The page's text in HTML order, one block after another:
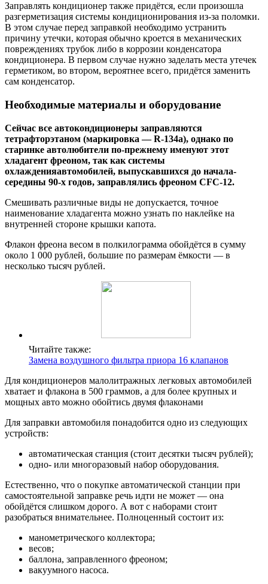
Заправлять кондиционер также придётся, если произошла
разгерметизация системы кондиционирования из-за поломки.
В этом случае перед заправкой необходимо устранить
причину утечки, которая обычно кроется в механических
повреждениях трубок либо в коррозии конденсатора
кондиционера. В первом случае нужно заделать места утечек
герметиком, во втором, вероятнее всего, придётся заменить
сам конденсатор.
Необходимые материалы и оборудование
Сейчас все автокондиционеры заправляются
тетрафторэтаном (маркировка — R-134a), однако по
старинке автолюбители по-прежнему именуют этот
хладагент фреоном, так как системы
охлажденияавтомобилей, выпускавшихся до начала-
середины 90-х годов, заправлялись фреоном CFC-12.
Смешивать различные виды не допускается, точное
наименование хладагента можно узнать по наклейке на
внутренней стороне крышки капота.
Флакон фреона весом в полкилограмма обойдётся в сумму
около 1 000 рублей, большие по размерам ёмкости — в
несколько тысяч рублей.
Читайте также:
Замена воздушного фильтра приора 16 клапанов
Для кондиционеров малолитражных легковых автомобилей
хватает и флакона в 500 граммов, а для более крупных и
мощных авто можно обойтись двумя флаконами
Для заправки автомобиля понадобится одно из следующих
устройств:
автоматическая станция (стоит десятки тысяч рублей);
одно- или многоразовый набор оборудования.
Естественно, что о покупке автоматической станции при
самостоятельной заправке речь идти не может — она
обойдётся слишком дорого. А вот с наборами стоит
разобраться внимательнее. Полноценный состоит из:
манометрического коллектора;
весов;
баллона, заправленного фреоном;
вакуумного насоса.